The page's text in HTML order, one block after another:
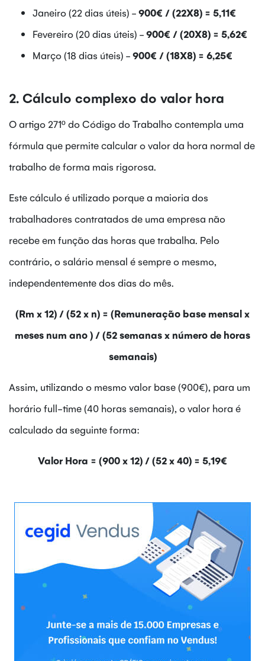
Janeiro (22 dias úteis) -900€ / (22X8) = 5,11€
Fevereiro (20 dias úteis) -900€ / (20X8) = 5,62€
Março (18 dias úteis) -900€ / (18X8) = 6,25€
2. Cálculo complexo do valor hora
O artigo 271º do Código do Trabalho contempla uma
fórmula que permite calcular o valor da hora normal de
trabalho de forma mais rigorosa.
Este cálculo é utilizado porque a maioria dos
trabalhadores contratados de uma empresa não
recebe em função das horas que trabalha. Pelo
contrário, o salário mensal é sempre o mesmo,
independentemente dos dias do mês.
(Rm x 12) / (52 x n) = (Remuneração base mensal x
meses num ano ) / (52 semanas x número de horas
semanais)
Assim, utilizando o mesmo valor base (900€), para um
horário full-time (40 horas semanais), o valor hora é
calculado da seguinte forma:
Valor Hora = (900 x 12) / (52 x 40) = 5,19€